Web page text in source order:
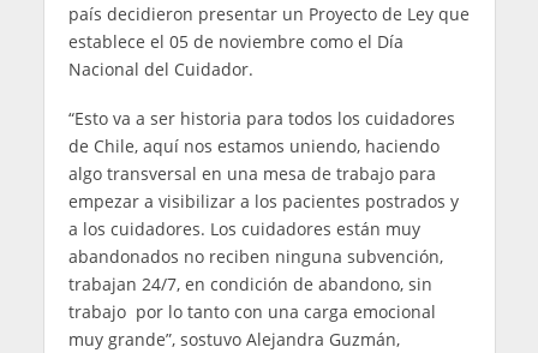
país decidieron presentar un Proyecto de Ley que
establece el 05 de noviembre como el Día
Nacional del Cuidador.
“Esto va a ser historia para todos los cuidadores
de Chile, aquí nos estamos uniendo, haciendo
algo transversal en una mesa de trabajo para
empezar a visibilizar a los pacientes postrados y
a los cuidadores. Los cuidadores están muy
abandonados no reciben ninguna subvención,
trabajan 24/7, en condición de abandono, sin
trabajo por lo tanto con una carga emocional
muy grande”, sostuvo Alejandra Guzmán,